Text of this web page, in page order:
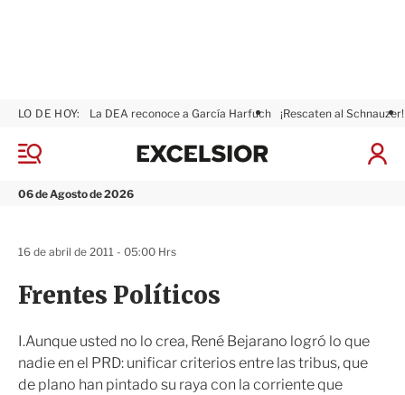
M
n
06 de Agosto de 2026
LO DE HOY: La DEA reconoce a García Harfuch ¡Rescaten al Schnauzer!
I
x
Frentes Políticos
I.Aunque usted no lo crea, René Bejarano logró lo que
nadie en el PRD: unificar criterios entre las tribus, que
de plano han pintado su raya con la corriente que
16 de abril de 2011 - 05:00 Hrs